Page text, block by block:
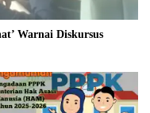
Warnai Diskursus